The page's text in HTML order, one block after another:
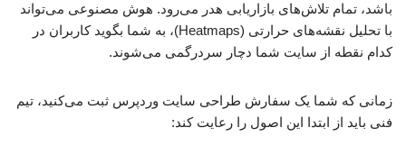
باشد، تمام تلاش‌های بازاریابی هدر می‌رود. هوش مصنوعی می‌تواند
با تحلیل نقشه‌های حرارتی (Heatmaps)، به شما بگوید کاربران در
کدام نقطه از سایت شما دچار سردرگمی می‌شوند.
زمانی که شما یک سفارش طراحی سایت وردپرس ثبت می‌کنید، تیم
فنی باید از ابتدا این اصول را رعایت کند: